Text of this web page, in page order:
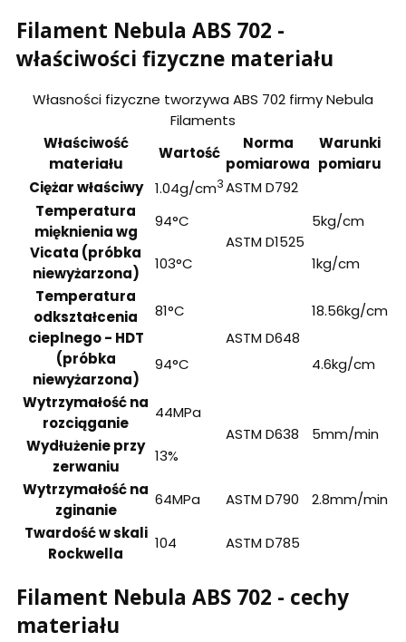
Filament Nebula ABS 702 -
właściwości fizyczne materiału
Własności fizyczne tworzywa ABS 702 firmy Nebula
Filaments
Właściwość
materiału
Wartość
Norma
pomiarowa
Warunki
pomiaru
Ciężar właściwy
1.04g/cm3ASTM D792
Temperatura
mięknienia wg
Vicata (próbka
niewyżarzona)
94°C
ASTM D1525
5kg/cm
103°C
1kg/cm
Temperatura
odkształcenia
cieplnego - HDT
(próbka
niewyżarzona)
81°C
ASTM D648
18.56kg/cm
94°C
4.6kg/cm
Wytrzymałość na
rozciąganie
44MPa
ASTM D638
5mm/min
Wydłużenie przy
zerwaniu
13%
Wytrzymałość na
zginanie
64MPa ASTM D790
2.8mm/min
Twardość w skali
Rockwella
104 ASTM D785
Filament Nebula ABS 702 - cechy
materiału